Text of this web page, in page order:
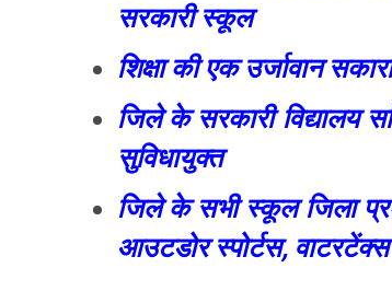
सरकारी स्कूल
शिक्षा की एक उर्जावान
जिले के सरकारी विद्यालय
सुविधायुक्त
जिले के सभी स्कूल जिला
आउटडोर स्पोर्टस, वाटरटेंक्स